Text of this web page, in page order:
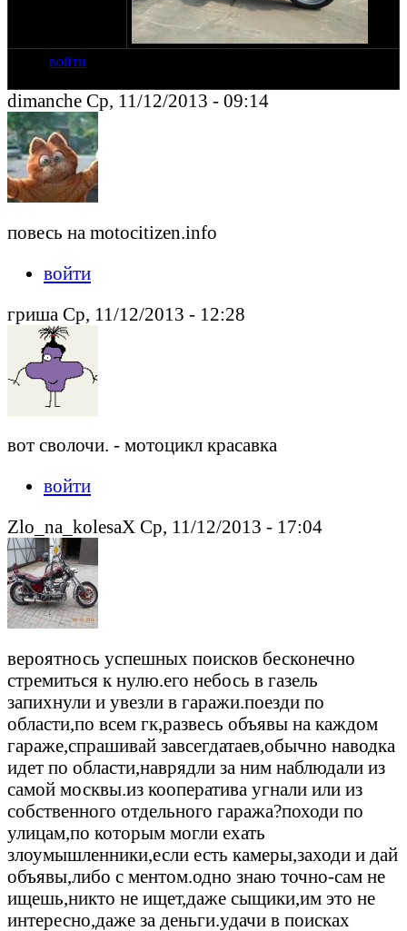
войти
dimanche Ср, 11/12/2013 - 09:14
повесь на motocitizen.info
войти
гриша Ср, 11/12/2013 - 12:28
вот сволочи. - мотоцикл красавка
войти
Zlo_na_kolesaX Ср, 11/12/2013 - 17:04
вероятнось успешных поисков бесконечно
стремиться к нулю.его небось в газель
запихнули и увезли в гаражи.поезди по
области,по всем гк,развесь объявы на каждом
гараже,спрашивай завсегдатаев,обычно наводка
идет по области,наврядли за ним наблюдали из
самой москвы.из кооператива угнали или из
собственного отдельного гаража?походи по
улицам,по которым могли ехать
злоумышленники,если есть камеры,заходи и дай
объявы,либо с ментом.одно знаю точно-сам не
ищешь,никто не ищет,даже сыщики,им это не
интересно,даже за деньги.удачи в поисках